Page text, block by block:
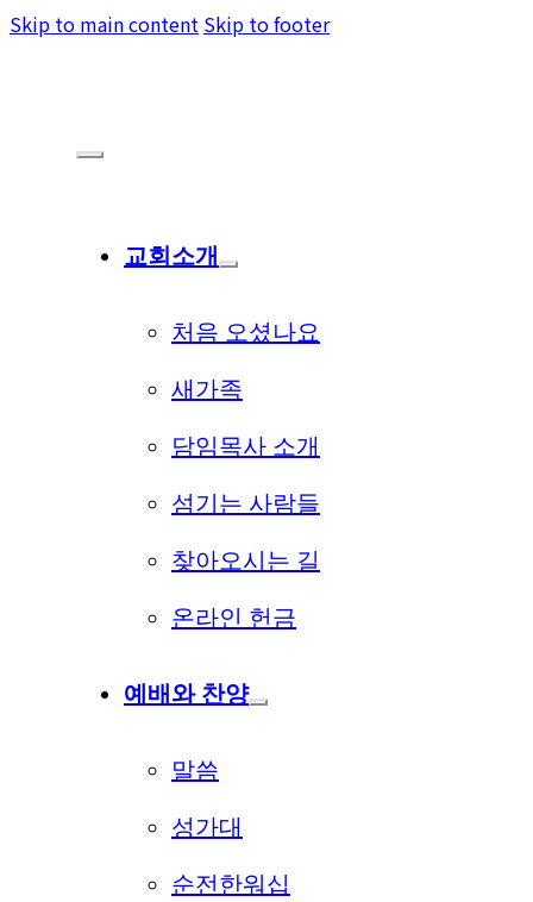
Skip to main content Skip to footer
교회소개
처음 오셨나요
새가족
담임목사 소개
섬기는 사람들
찾아오시는 길
온라인 헌금
예배와 찬양
말씀
성가대
순전한워십